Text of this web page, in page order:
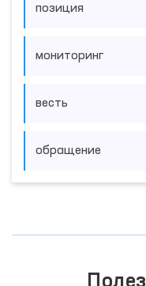
позиция
мониторинг
весть
обращение